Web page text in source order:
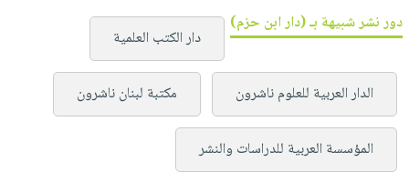
دور نشر شبيهة بـ (دار ابن حزم)
دار الكتب العلمية
الدار العربية للعلوم ناشرون مكتبة لبنان ناشرون
المؤسسة العربية للدراسات والنشر